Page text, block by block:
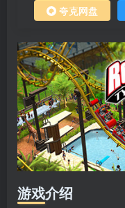
夸克网盘
游戏介绍